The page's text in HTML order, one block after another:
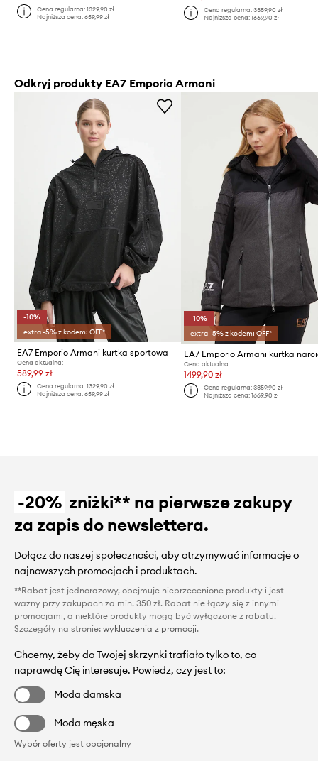
Cena regularna:1329,90 zł
Najniższa cena:659,99 zł
Cena regularna: 3359,90 zł
Najniższa cena: 1669,90 zł
Odkryj produkty EA7 Emporio Armani
-10%
extra -5% z kodem: OFF*
EA7 Emporio Armani kurtka sportowa
Cena aktualna:
589,99 zł
Cena regularna:1329,90 zł
Najniższa cena:659,99 zł
-10%
extra -5% z kodem: OFF*
EA7 Emporio Armani kurtka
Cena aktualna:
1499,90 zł
Cena regularna: 3359,90 zł
Najniższa cena: 1669,90 zł
-20% zniżki** na pierwsze zakupy
za zapis do newslettera.
Dołącz do naszej społeczności, aby otrzymywać informacje o
najnowszych promocjach i produktach.
**Rabat jest jednorazowy, obejmuje nieprzecenione produkty i jest
ważny przy zakupach za min. 350 zł. Rabat nie łączy się z innymi
promocjami, a niektóre produkty mogą być wyłączone z rabatu.
Szczegóły na stronie: wykluczenia z promocji.
Chcemy, żeby do Twojej skrzynki trafiało tylko to, co
naprawdę Cię interesuje. Powiedz, czy jest to:
Moda damska
Moda męska
Wybór oferty jest opcjonalny